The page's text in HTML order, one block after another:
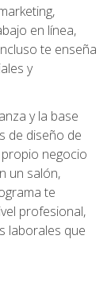
en línea,
te enseña
y
y la base
de diseño de
negocio
un salón,
te
profesional,
laborales que